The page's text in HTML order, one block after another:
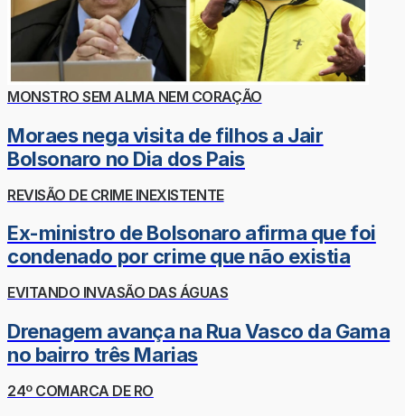
MONSTRO SEM ALMA NEM CORAÇÃO
Moraes nega visita de filhos a Jair
Bolsonaro no Dia dos Pais
REVISÃO DE CRIME INEXISTENTE
Ex-ministro de Bolsonaro afirma que foi
condenado por crime que não existia
EVITANDO INVASÃO DAS ÁGUAS
Drenagem avança na Rua Vasco da Gama
no bairro três Marias
24º COMARCA DE RO